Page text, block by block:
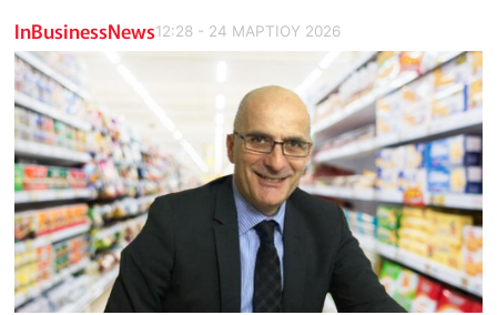
InBusinessNews12:28 - 24 ΜΑΡΤΙΟΥ 2026